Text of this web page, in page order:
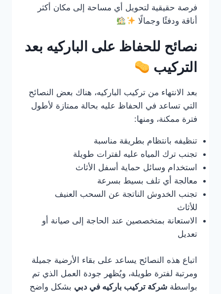
فرصة حقيقية لتحويل أي مساحة إلى مكان أكثر
أناقة ودفئًا وجمالًا
نصائح للحفاظ على الباركيه بعد
التركيب
بعد الانتهاء من تركيب الباركيه، هناك بعض النصائح
التي تساعد في الحفاظ عليه بحالة ممتازة لأطول
فترة ممكنة، ومنها:
تنظيفه بانتظام بطريقة مناسبة
تجنب ترك المياه عليه لفترات طويلة
استخدام وسائل حماية أسفل الأثاث
معالجة أي تلف بسيط بسرعة
تجنب الخدوش الناتجة عن السحب العنيف
للأثاث
الاستعانة بمتخصصين عند الحاجة إلى صيانة أو
تعديل
اتباع هذه النصائح يساعد على بقاء الأرضية جميلة
ومرتبة لفترة طويلة، ويُظهر جودة العمل الذي تم
بواسطة شركة تركيب باركيه في دبي بشكل واضح